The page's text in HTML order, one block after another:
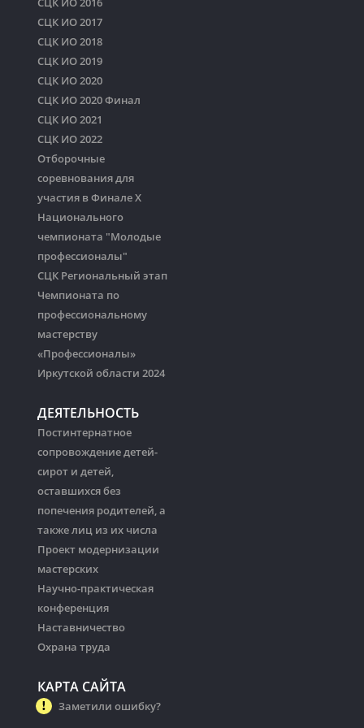
СЦК ИО 2017
СЦК ИО 2018
СЦК ИО 2019
СЦК ИО 2020
СЦК ИО 2020 Финал
СЦК ИО 2021
СЦК ИО 2022
Отборочные
соревнования для
участия в Финале Х
Национального
чемпионата "Молодые
профессионалы"
СЦК Региональный этап
Чемпионата по
профессиональному
мастерству
«Профессионалы»
Иркутской области 2024
ДЕЯТЕЛЬНОСТЬ
Постинтернатное
сопровождение детей-
сирот и детей,
оставшихся без
попечения родителей, а
также лиц из их числа
Проект модернизации
мастерских
Научно-практическая
конференция
Наставничество
Охрана труда
КАРТА САЙТА
Заметили ошибку?